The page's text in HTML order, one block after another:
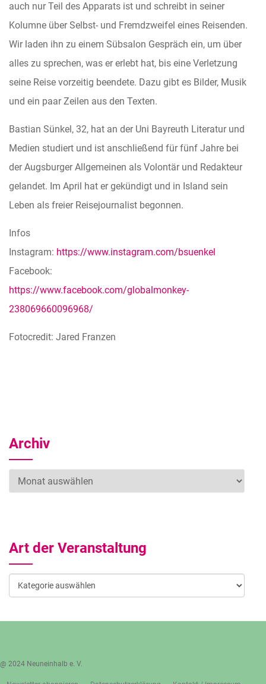
auch nur Teil des Apparats ist und schreibt in seiner
Kolumne über Selbst- und Fremdzweifel eines Reisenden.
Wir laden ihn zu einem Sübsalon Gespräch ein, um über
alles zu sprechen, was er erlebt hat, bis eine Verletzung
seine Reise vorzeitig beendete. Dazu gibt es Bilder, Musik
und ein paar Zeilen aus den Texten.
Bastian Sünkel, 32, hat an der Uni Bayreuth Literatur und
Medien studiert und ist anschließend für fünf Jahre bei
der Augsburger Allgemeinen als Volontär und Redakteur
gelandet. Im April hat er gekündigt und in Island sein
Leben als freier Reisejournalist begonnen.
Infos
Instagram: https://www.instagram.com/bsuenkel
Facebook:
https://www.facebook.com/globalmonkey-
238069660096968/
Fotocredit: Jared Franzen
Archiv
Archiv
Art der Veranstaltung
Art
der
Veranstaltung
@ 2024 Neuneinhalb e. V.